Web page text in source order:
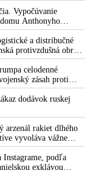
Vypočúvanie
Anthonyho
médií ignorovala
a distribučné
protivzdušná obrana
a jeho okolie
celodenné
zásah proti
dodávok ruskej
arzenál rakiet dlhého
vyvoláva vážne
vypuknutia
podľa
exklávou